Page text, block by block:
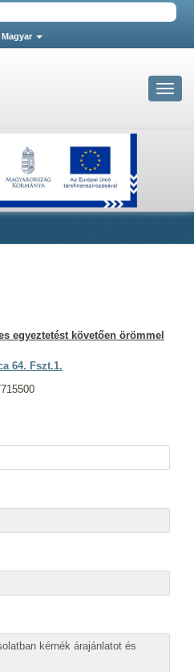
Magyar
Toggle
egyeztetést követően örömmel
64. Fszt.1.